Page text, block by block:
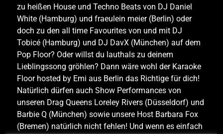
zu heißen House und Techno Beats von DJ Daniel
White (Hamburg) und fraeulein meier (Berlin) oder
doch zu den all time Favourites von und mit DJ
Tobicé (Hamburg) und DJ DavX (München) auf dem
Pop Floor? Oder willst du lauthals zu deinem
Lieblingssong gröhlen? Dann wäre wohl der Karaoke
Floor hosted by Emi aus Berlin das Richtige für dich!
Natürlich dürfen auch Show Performances von
unseren Drag Queens Loreley Rivers (Düsseldorf) und
Barbie Q (München) sowie unsere Host Barbara Fox
(Bremen) natürlich nicht fehlen! Und wenn es einfach